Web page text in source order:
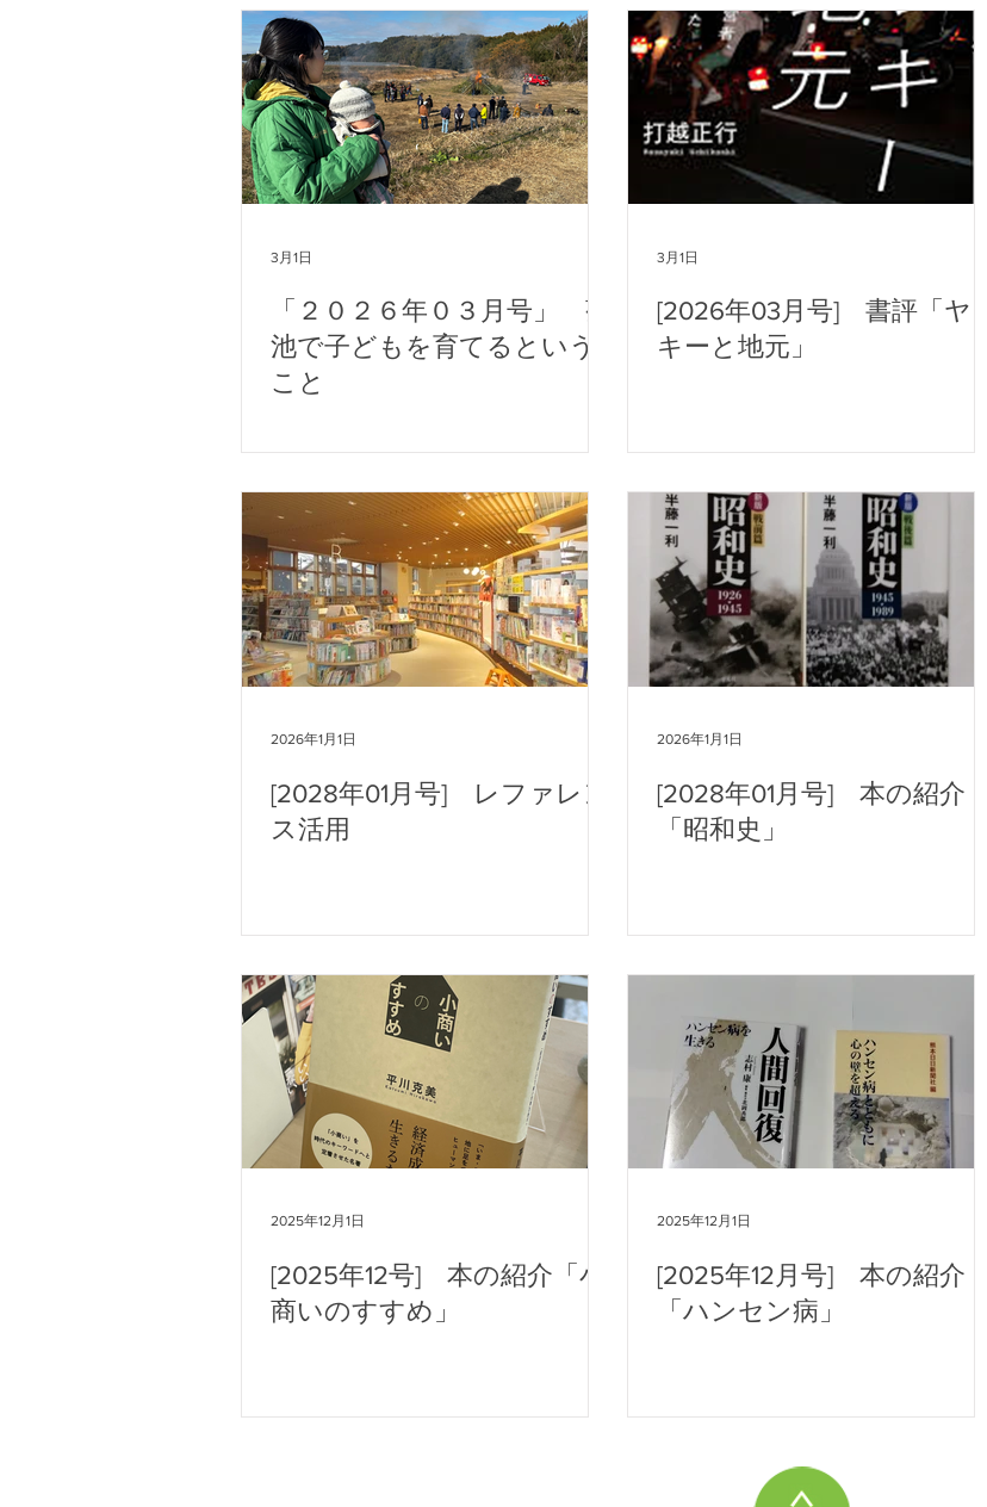
「２０２６年０３月号」 菊
池で子どもを育てるという
こと
3月1日
[2026年03月号] 書評「ヤン
キーと地元」
3月1日
[2028年01月号] レファレン
ス活用
2026年1月1日
[2028年01月号] 本の紹介
「昭和史」
2026年1月1日
[2025年12号] 本の紹介「小
商いのすすめ」
2025年12月1日
[2025年12月号] 本の紹介
「ハンセン病」
2025年12月1日